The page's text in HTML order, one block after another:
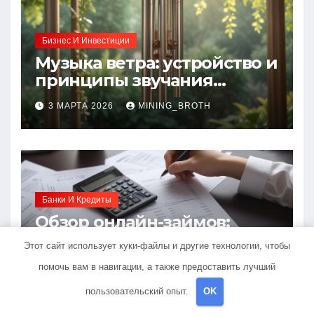
Бизнес И Инвестиции
Музыка ветра: устройство и
принципы звучания
колокольчиков
3 МАРТА 2026 MINING_BROTH
Банки И Кредиты
Обзор онлайн-займов:
условия выдачи,
процентные ставки и
требования к заемщикам
28 ФЕВРАЛЯ 2026 MINING_BROTH
Этот сайт использует куки-файлы и другие технологии, чтобы
помочь вам в навигации, а также предоставить лучший
пользовательский опыт. OK